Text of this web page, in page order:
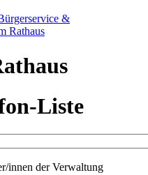
&
Rathaus
Liste
innen der Verwaltung